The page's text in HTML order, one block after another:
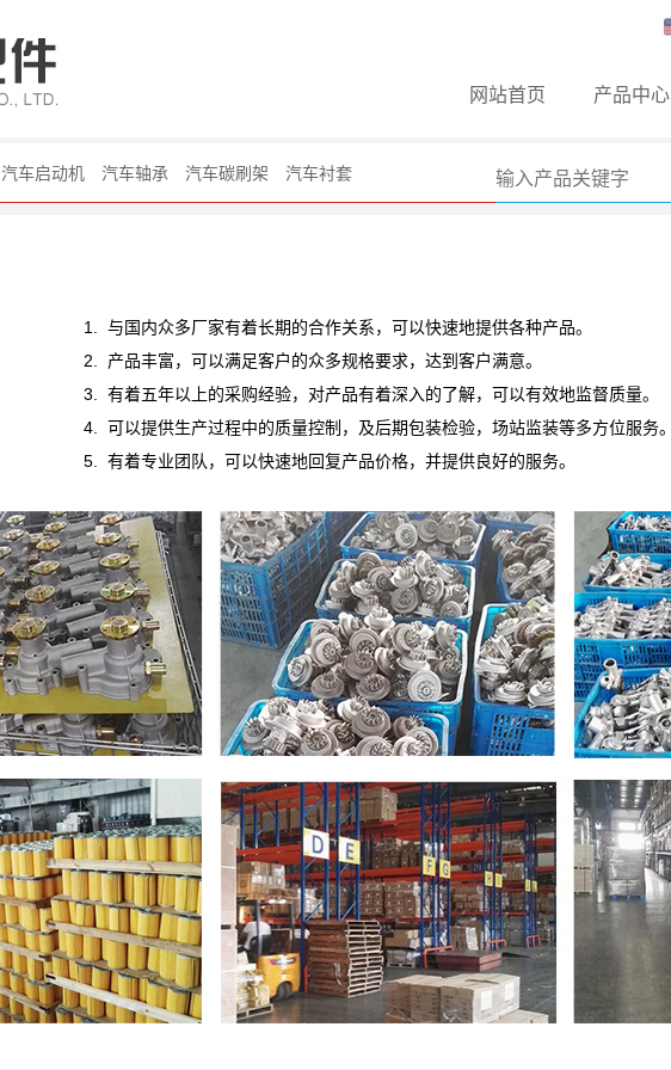
网站首页 产品中心
汽车启动机 汽车轴承 汽车碳刷架 汽车衬套
1. 与国内众多厂家有着长期的合作关系，可以快速地提供各种产品。
2. 产品丰富，可以满足客户的众多规格要求，达到客户满意。
3. 有着五年以上的采购经验，对产品有着深入的了解，可以有效地监督质量。
4. 可以提供生产过程中的质量控制，及后期包装检验，场站监装等多方位服务。
5. 有着专业团队，可以快速地回复产品价格，并提供良好的服务。